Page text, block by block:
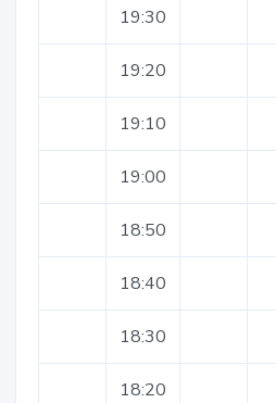
19:30
19:20
19:10
19:00
18:50
18:40
18:30
18:20